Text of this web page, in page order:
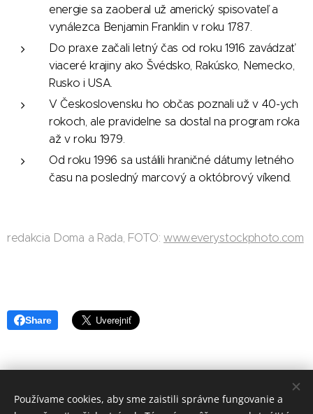
energie sa zaoberal už americký spisovateľ a
vynálezca Benjamin Franklin v roku 1787.
Do praxe začali letný čas od roku 1916 zavádzať
viaceré krajiny ako Švédsko, Rakúsko, Nemecko,
Rusko i USA.
V Československu ho občas poznali už v 40-ych
rokoch, ale pravidelne sa dostal na program roka
až v roku 1979.
Od roku 1996 sa ustálili hraničné dátumy letného
času na posledný marcový a októbrový víkend.
redakcia Doma a Rada, FOTO:www.everystockphoto.com
Share
redakcia Doma a Rada
Používame cookies, aby sme zaistili správne fungovanie a